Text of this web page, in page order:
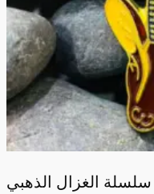
سلسلة الغزال الذهبي